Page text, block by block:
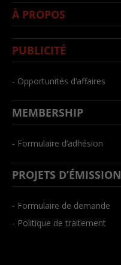
À PROPOS
PUBLICITÉ
- Opportunités d’affaires
MEMBERSHIP
- Formulaire d’adhésion
PROJETS D’ÉMISSION
- Formulaire de demande
- Politique de traitement